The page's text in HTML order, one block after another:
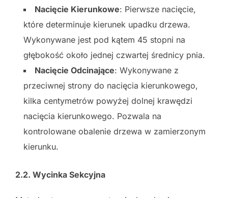
Nacięcie Kierunkowe: Pierwsze nacięcie,
które determinuje kierunek upadku drzewa.
Wykonywane jest pod kątem 45 stopni na
głębokość około jednej czwartej średnicy pnia.
Nacięcie Odcinające: Wykonywane z
przeciwnej strony do nacięcia kierunkowego,
kilka centymetrów powyżej dolnej krawędzi
nacięcia kierunkowego. Pozwala na
kontrolowane obalenie drzewa w zamierzonym
kierunku.
2.2. Wycinka Sekcyjna